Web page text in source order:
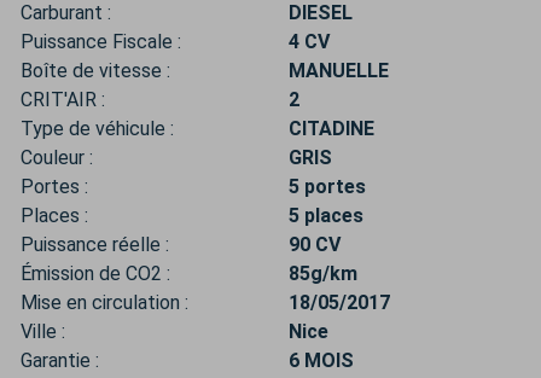
Carburant :
DIESEL
Puissance Fiscale :
4 CV
Boîte de vitesse :
MANUELLE
CRIT'AIR :
2
Type de véhicule :
CITADINE
Couleur :
GRIS
Portes :
5 portes
Places :
5 places
Puissance réelle :
90 CV
Émission de CO2 :
85g/km
Mise en circulation :
18/05/2017
Ville :
Nice
Garantie :
6 MOIS